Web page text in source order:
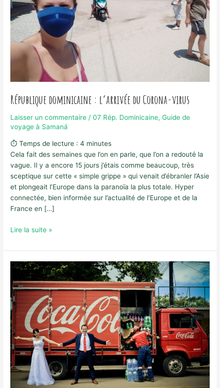
République dominicaine : l’arrivée du Corona-virus
Laisser un commentaire /07 Rép. Dominicaine,Guide de
voyage à Samaná
⏱ Temps de lecture :4 minutes
Cela fait des semaines que l’on en parle, que l’on a redouté la
vague. Il y a encore 15 jours j’étais comme beaucoup, très
sceptique sur cette « simple grippe » qui venait d’ébranler l’Asie
et plongeait l’Europe dans la paranoïa la plus totale. Hyper
connectée, bien informée sur l’actualité de l’Europe et de la
France en […]
République
:
l’arrivée
Corona-
virus
Lire la suite »